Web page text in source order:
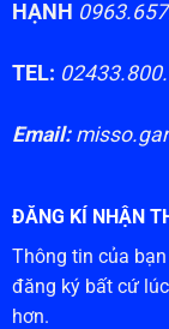
HẠNH
TEL:
Email:
ĐĂNG KÍ NHẬN
Thông tin của
đăng ký bất cứ
hơn.